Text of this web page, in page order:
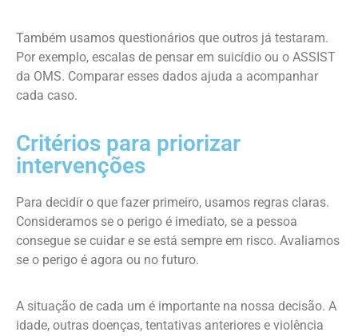
Também usamos questionários que outros já testaram.
Por exemplo, escalas de pensar em suicídio ou o ASSIST
da OMS. Comparar esses dados ajuda a acompanhar
cada caso.
Critérios para priorizar
intervenções
Para decidir o que fazer primeiro, usamos regras claras.
Consideramos se o perigo é imediato, se a pessoa
consegue se cuidar e se está sempre em risco. Avaliamos
se o perigo é agora ou no futuro.
A situação de cada um é importante na nossa decisão. A
idade, outras doenças, tentativas anteriores e violência